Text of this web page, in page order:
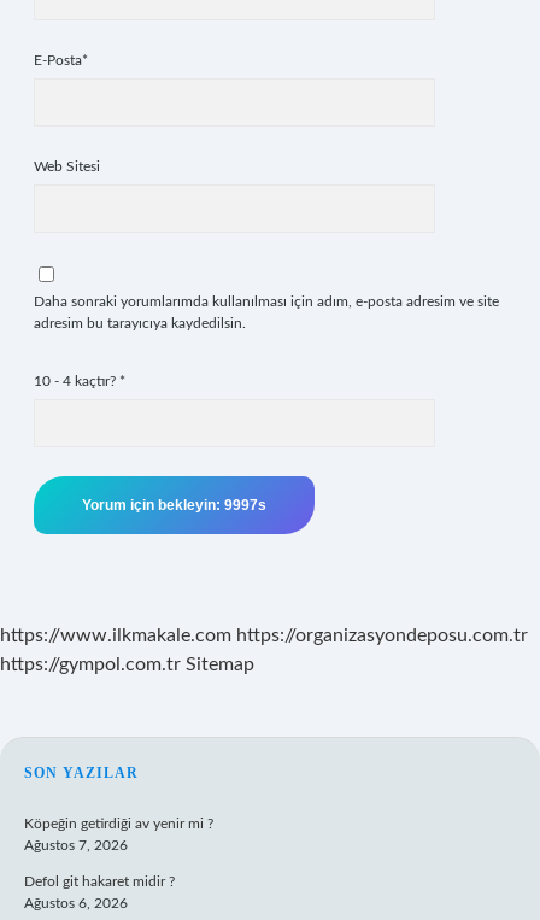
E-Posta*
Web Sitesi
Daha sonraki yorumlarımda kullanılması için adım, e-posta adresim ve site
adresim bu tarayıcıya kaydedilsin.
10 - 4 kaçtır? *
https://www.ilkmakale.com https://organizasyondeposu.com.tr
https://gympol.com.tr Sitemap
SIDEBAR
SON YAZILAR
Köpeğin getirdiği av yenir mi ?
Ağustos 7, 2026
Defol git hakaret midir ?
Ağustos 6, 2026